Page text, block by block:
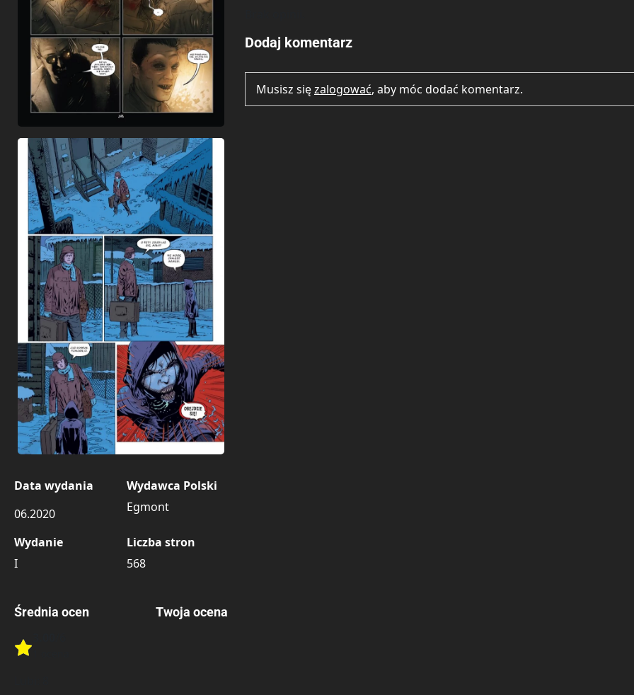
Data wydania
06.2020
Wydawca Polski
Egmont
Wydanie
I
Liczba stron
568
Średnia ocen
Rate this item:
Twoja ocena
Dodaj komentarz
Musisz sięzalogować, aby móc dodać komentarz.